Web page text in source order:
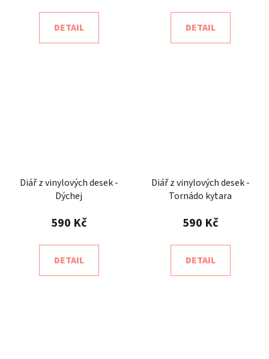
DETAIL DETAIL
Diář z vinylových desek -
Dýchej
590 Kč
DETAIL
Diář z vinylových desek -
Tornádo kytara
590 Kč
DETAIL